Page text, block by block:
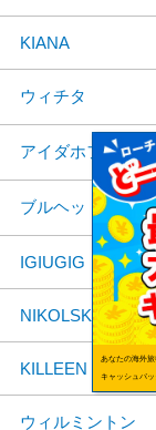
KIANA
ウィチタ
アイダホフォール
ブルヘッドシティ
IGIUGIG
NIKOLSKI
KILLEEN
ウィルミントン
あなたの海外
キャッシュバッ